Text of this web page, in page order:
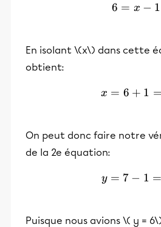
6 = x
6 = x − 1
En isolant \(x\) dans cette
obtient:
x =
x = 6 + 1 =
On peut donc faire notre
de la 2e équation:
y =
y = 7 − 1 =
Puisque nous avions \( y =